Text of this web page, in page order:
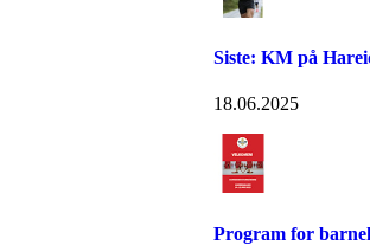
Siste: KM på
18.06.2025
Program for